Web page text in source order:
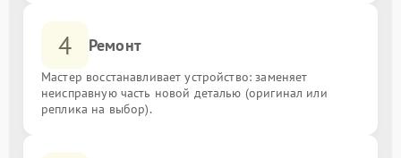
4 Ремонт
Мастер восстанавливает устройство: заменяет
неисправную часть новой деталью (оригинал или
реплика на выбор).